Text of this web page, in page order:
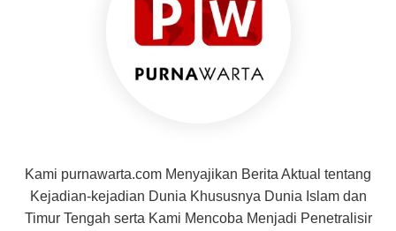
Kami purnawarta.com Menyajikan Berita Aktual tentang
Kejadian-kejadian Dunia Khususnya Dunia Islam dan
Timur Tengah serta Kami Mencoba Menjadi Penetralisir